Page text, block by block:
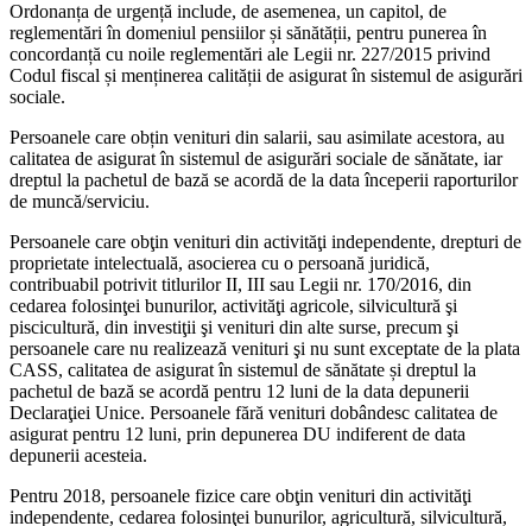
Ordonanța de urgență include, de asemenea, un capitol, de
reglementări în domeniul pensiilor și sănătății, pentru punerea în
concordanță cu noile reglementări ale Legii nr. 227/2015 privind
Codul fiscal și menținerea calității de asigurat în sistemul de asigurări
sociale.
Persoanele care obțin venituri din salarii, sau asimilate acestora, au
calitatea de asigurat în sistemul de asigurări sociale de sănătate, iar
dreptul la pachetul de bază se acordă de la data începerii raporturilor
de muncă/serviciu.
Persoanele care obţin venituri din activităţi independente, drepturi de
proprietate intelectuală, asocierea cu o persoană juridică,
contribuabil potrivit titlurilor II, III sau Legii nr. 170/2016, din
cedarea folosinţei bunurilor, activităţi agricole, silvicultură şi
piscicultură, din investiţii şi venituri din alte surse, precum şi
persoanele care nu realizează venituri şi nu sunt exceptate de la plata
CASS, calitatea de asigurat în sistemul de sănătate și dreptul la
pachetul de bază se acordă pentru 12 luni de la data depunerii
Declaraţiei Unice. Persoanele fără venituri dobândesc calitatea de
asigurat pentru 12 luni, prin depunerea DU indiferent de data
depunerii acesteia.
Pentru 2018, persoanele fizice care obţin venituri din activităţi
independente, cedarea folosinţei bunurilor, agricultură, silvicultură,